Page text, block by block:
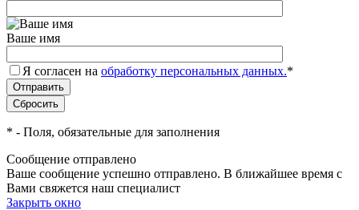
Ваше имя
Я согласен на обработку персональных данных.*
* - Поля, обязательные для заполнения
Сообщение отправлено
Ваше сообщение успешно отправлено. В ближайшее время с
Вами свяжется наш специалист
Закрыть окно